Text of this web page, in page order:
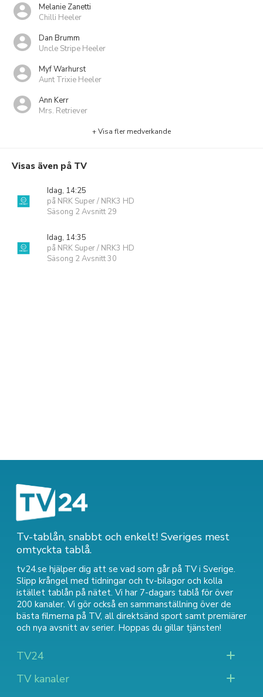
Melanie Zanetti
Chilli Heeler
Dan Brumm
Uncle Stripe Heeler
Myf Warhurst
Aunt Trixie Heeler
Ann Kerr
Mrs. Retriever
+ Visa fler medverkande
Visas även på TV
Idag, 14:25
på NRK Super / NRK3 HD
Säsong 2 Avsnitt 29
Idag, 14:35
på NRK Super / NRK3 HD
Säsong 2 Avsnitt 30
Tv-tablån, snabbt och enkelt! Sveriges mest
omtyckta tablå.
tv24.se hjälper dig att se vad som går på TV i Sverige.
Slipp krångel med tidningar och tv-bilagor och kolla
istället tablån på nätet. Vi har 7-dagars tablå för över
200 kanaler. Vi gör också en sammanställning över de
bästa filmerna på TV, all direktsänd sport samt premiärer
och nya avsnitt av serier. Hoppas du gillar tjänsten!
TV24
TV kanaler